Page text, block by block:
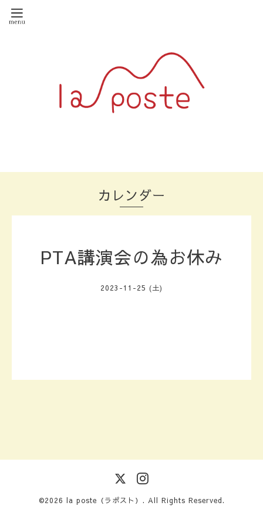
カレンダー
PTA講演会の為お休み
2023-11-25 (土)
©2026 la poste（ラポスト） . All Rights Reserved.